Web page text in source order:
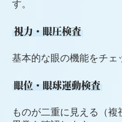
す。
視力・眼圧検査
基本的な眼の機能をチェ
眼位・眼球運動検査
ものが二重に見える（